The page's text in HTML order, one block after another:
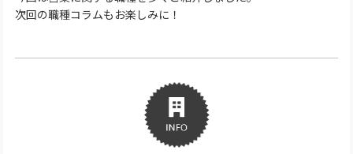
次回の職種コラムもお楽しみに！